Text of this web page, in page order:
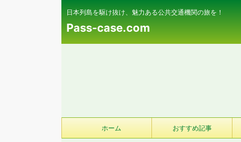
日本列島を駆け抜け、魅力ある公共交通機関の旅を！
Pass-case.com
ホーム おすすめ記事